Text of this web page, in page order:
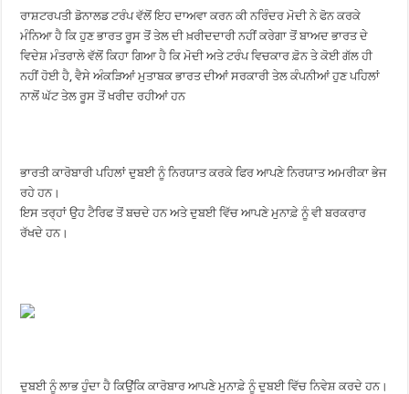
ਰਾਸ਼ਟਰਪਤੀ ਡੋਨਾਲਡ ਟਰੰਪ ਵੱਲੋਂ ਇਹ ਦਾਅਵਾ ਕਰਨ ਕੀ ਨਰਿੰਦਰ ਮੋਦੀ ਨੇ ਫੋਨ ਕਰਕੇ
ਮੰਨਿਆ ਹੈ ਕਿ ਹੁਣ ਭਾਰਤ ਰੂਸ ਤੋਂ ਤੇਲ ਦੀ ਖ਼ਰੀਦਦਾਰੀ ਨਹੀਂ ਕਰੇਗਾ ਤੋਂ ਬਾਅਦ ਭਾਰਤ ਦੇ
ਵਿਦੇਸ਼ ਮੰਤਰਾਲੇ ਵੱਲੋਂ ਕਿਹਾ ਗਿਆ ਹੈ ਕਿ ਮੋਦੀ ਅਤੇ ਟਰੰਪ ਵਿਚਕਾਰ ਫ਼ੋਨ ਤੇ ਕੋਈ ਗੱਲ ਹੀ
ਨਹੀਂ ਹੋਈ ਹੈ, ਵੈਸੇ ਅੰਕੜਿਆਂ ਮੁਤਾਬਕ ਭਾਰਤ ਦੀਆਂ ਸਰਕਾਰੀ ਤੇਲ ਕੰਪਨੀਆਂ ਹੁਣ ਪਹਿਲਾਂ
ਨਾਲੋਂ ਘੱਟ ਤੇਲ ਰੂਸ ਤੋਂ ਖਰੀਦ ਰਹੀਆਂ ਹਨ
ਭਾਰਤੀ ਕਾਰੋਬਾਰੀ ਪਹਿਲਾਂ ਦੁਬਈ ਨੂੰ ਨਿਰਯਾਤ ਕਰਕੇ ਫਿਰ ਆਪਣੇ ਨਿਰਯਾਤ ਅਮਰੀਕਾ ਭੇਜ
ਰਹੇ ਹਨ।
ਇਸ ਤਰ੍ਹਾਂ ਉਹ ਟੈਰਿਫ ਤੋਂ ਬਚਦੇ ਹਨ ਅਤੇ ਦੁਬਈ ਵਿੱਚ ਆਪਣੇ ਮੁਨਾਫ਼ੇ ਨੂੰ ਵੀ ਬਰਕਰਾਰ
ਰੱਖਦੇ ਹਨ।
ਦੁਬਈ ਨੂੰ ਲਾਭ ਹੁੰਦਾ ਹੈ ਕਿਉਂਕਿ ਕਾਰੋਬਾਰ ਆਪਣੇ ਮੁਨਾਫ਼ੇ ਨੂੰ ਦੁਬਈ ਵਿੱਚ ਨਿਵੇਸ਼ ਕਰਦੇ ਹਨ।